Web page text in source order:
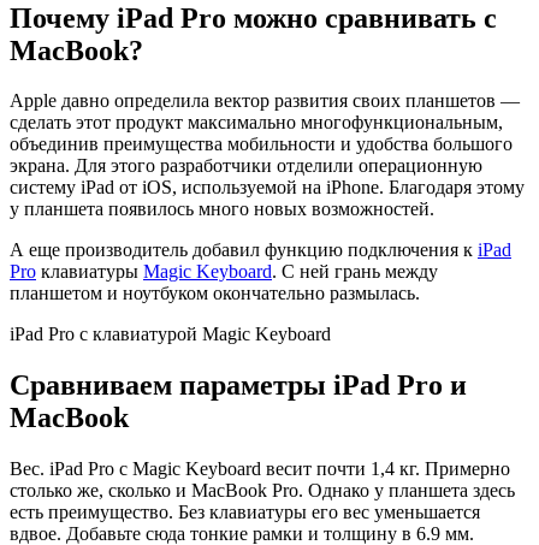
Почему iPad Pro можно сравнивать с
MacBook?
Apple давно определила вектор развития своих планшетов —
сделать этот продукт максимально многофункциональным,
объединив преимущества мобильности и удобства большого
экрана. Для этого разработчики отделили операционную
систему iPad от iOS, используемой на iPhone. Благодаря этому
у планшета появилось много новых возможностей.
А еще производитель добавил функцию подключения к iPad
Pro клавиатуры Magic Keyboard. С ней грань между
планшетом и ноутбуком окончательно размылась.
iPad Pro с клавиатурой Magic Keyboard
Сравниваем параметры iPad Pro и
MacBook
Вес. iPad Pro с Magic Keyboard весит почти 1,4 кг. Примерно
столько же, сколько и MacBook Pro. Однако у планшета здесь
есть преимущество. Без клавиатуры его вес уменьшается
вдвое. Добавьте сюда тонкие рамки и толщину в 6.9 мм.